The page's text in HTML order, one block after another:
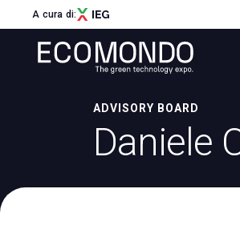
A cura di:
Menù
About Ecomondo
ADVISORY BOARD
Daniele